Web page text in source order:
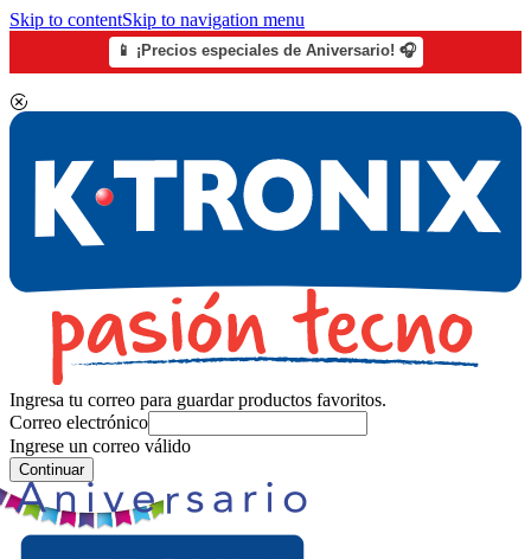
Skip to contentSkip to navigation menu
📱 ¡Precios especiales de Aniversario! 🎧
Ingresa tu correo para guardar productos favoritos.
Correo electrónico
Ingrese un correo válido
Continuar